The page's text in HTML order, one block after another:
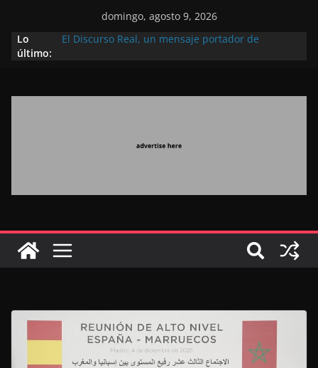
domingo, agosto 9, 2026
Lo
último:
El Discurso Real, un mensaje portador de
Extranjero: al servicio de los grandes proyectos de
Marruecos gracias a una visión estratégica
destinada a consolidar la posición de Marruecos
en una economía mundial competitiva (politólogo
marroquí-estadounidense)